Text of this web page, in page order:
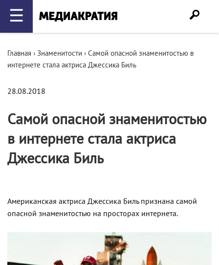
☰
Главная › Знаменитости › Самой опасной знаменитостью в
интернете стала актриса Джессика Биль
28.08.2018
Самой опасной знаменитостью
в интернете стала актриса
Джессика Биль
Американская актриса Джессика Биль признана самой
опасной знаменитостью на просторах интернета.